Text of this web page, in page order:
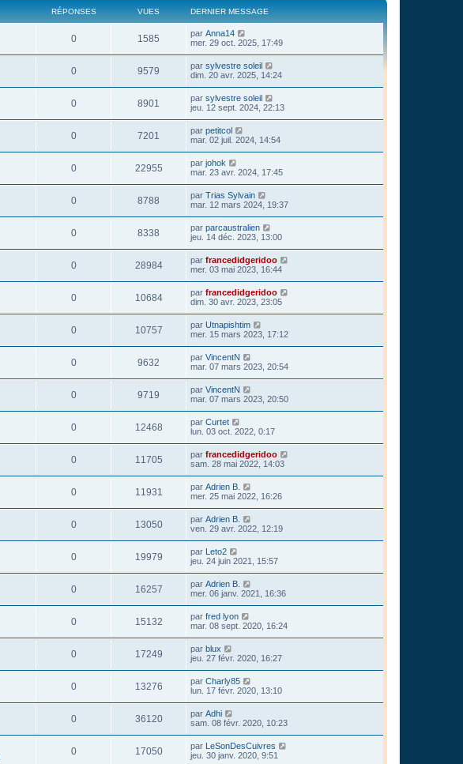
RÉPONSES VUES DERNIER MESSAGE
0 1585 par Anna14
mer. 29 oct. 2025, 17:49
0 9579 par sylvestre soleil
dim. 20 avr. 2025, 14:24
0 8901 par sylvestre soleil
jeu. 12 sept. 2024, 22:13
0 7201 par petitcol
mar. 02 juil. 2024, 14:54
0 22955 par johok
mar. 23 avr. 2024, 17:45
0 8788 par Trias Sylvain
mar. 12 mars 2024, 19:37
0 8338 par parcaustralien
jeu. 14 déc. 2023, 13:00
0 28984 par francedidgeridoo
mer. 03 mai 2023, 16:44
0 10684 par francedidgeridoo
dim. 30 avr. 2023, 23:05
0 10757 par Utnapishtim
mer. 15 mars 2023, 17:12
0 9632 par VincentN
mar. 07 mars 2023, 20:54
0 9719 par VincentN
mar. 07 mars 2023, 20:50
0 12468 par Curtet
lun. 03 oct. 2022, 0:17
0 11705 par francedidgeridoo
sam. 28 mai 2022, 14:03
0 11931 par Adrien B.
mer. 25 mai 2022, 16:26
0 13050 par Adrien B.
ven. 29 avr. 2022, 12:19
0 19979 par
Leto2
jeu. 24 juin 2021, 15:57
0 16257 par Adrien B.
mer. 06 janv. 2021, 16:36
0 15132 par fred lyon
mar. 08 sept. 2020, 16:24
0 17249 par blux
jeu. 27 févr. 2020, 16:27
0 13276 par Charly85
lun. 17 févr. 2020, 13:10
0 36120 par Adhi
sam. 08 févr. 2020, 10:23
0 17050 par
LeSonDesCuivres
jeu. 30 janv. 2020, 9:51